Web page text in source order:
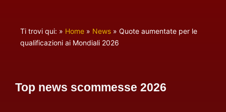
Ti trovi qui: » Home » News » Quote aumentate per le
qualificazioni ai Mondiali 2026
Top news scommesse 2026